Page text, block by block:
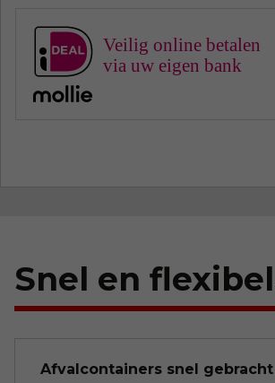
Veilig online betalen
via uw eigen bank
Snel en
Afvalcontainers snel gebracht